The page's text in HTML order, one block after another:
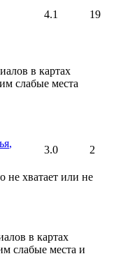
4.1 19
в картах
слабые места
,
3.0 2
не хватает или не
в картах
слабые места и